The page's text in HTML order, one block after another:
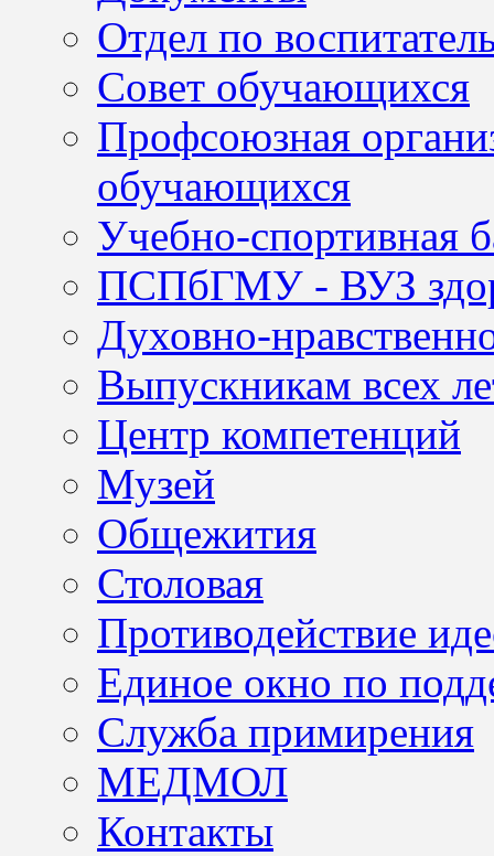
Отдел по
Совет обучающихся
Профсоюзная
обучающихся
Учебно-спортивная
ПСПбГМУ - ВУЗ
Духовно-
Выпускникам всех
Центр компетенций
Музей
Общежития
Столовая
Противодействие
Единое окно по
Служба примирения
МЕДМОЛ
Контакты